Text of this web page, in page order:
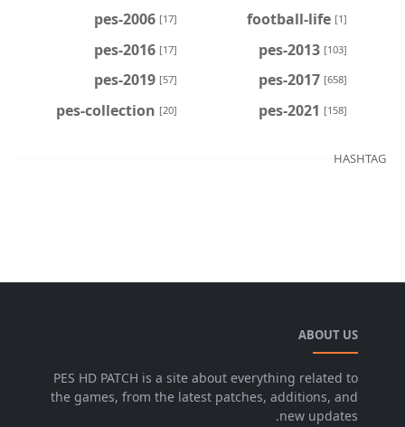
football-life [1]
pes-2006 [17]
pes-2013 [103]
pes-2016 [17]
pes-2017 [658]
pes-2019 [57]
pes-2021 [158]
pes-collection [20]
HASHTAG
ABOUT US
PES HD PATCH is a site about everything related to
the games, from the latest patches, additions, and
new updates.